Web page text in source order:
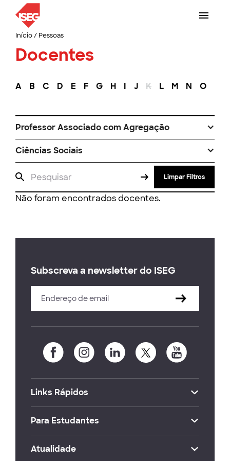
Início/ Pessoas
Docentes
A B C D E F G H I J K L M N O
Professor Associado com Agregação
Ciências Sociais
Limpar Filtros
Não foram encontrados docentes.
Subscreva a newsletter do ISEG
Links Rápidos
Para Estudantes
Atualidade